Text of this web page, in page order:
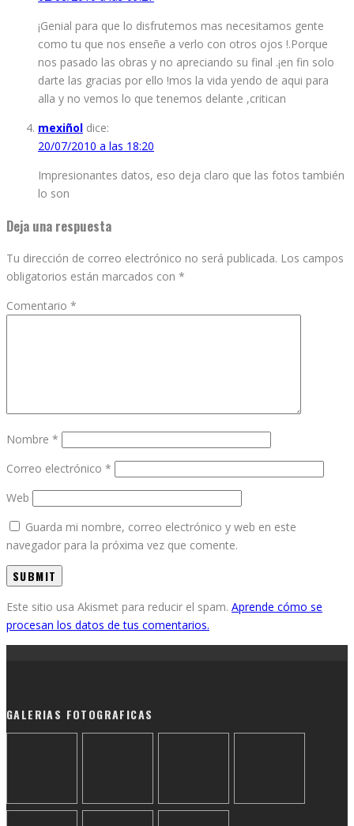
¡Genial para que lo disfrutemos mas necesitamos gente
como tu que nos enseñe a verlo con otros ojos !.Porque
nos pasado las obras y no apreciando su final .¡en fin solo
darte las gracias por ello !mos la vida yendo de aqui para
alla y no vemos lo que tenemos delante ,critican
mexiñol dice:
20/07/2010 a las 18:20
Impresionantes datos, eso deja claro que las fotos también
lo son
Deja una respuesta
Tu dirección de correo electrónico no será publicada. Los campos
obligatorios están marcados con *
Comentario *
Nombre *
Correo electrónico *
Web
Guarda mi nombre, correo electrónico y web en este
navegador para la próxima vez que comente.
Este sitio usa Akismet para reducir el spam. Aprende cómo se
procesan los datos de tus comentarios.
GALERIAS FOTOGRAFICAS